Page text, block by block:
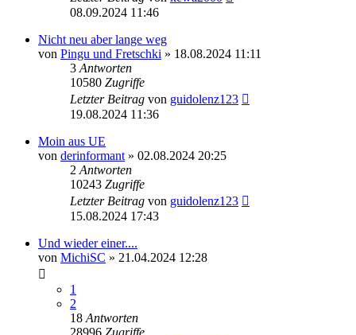
08.09.2024 11:46
Nicht neu aber lange weg
von Pingu und Fretschki » 18.08.2024 11:11
3 Antworten
10580 Zugriffe
Letzter Beitrag von guidolenz123
19.08.2024 11:36
Moin aus UE
von derinformant » 02.08.2024 20:25
2 Antworten
10243 Zugriffe
Letzter Beitrag von guidolenz123
15.08.2024 17:43
Und wieder einer....
von MichiSC » 21.04.2024 12:28
1
2
18 Antworten
28996 Zugriffe